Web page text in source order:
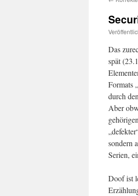
Das
spät
Formats „
durch
Aber
sondern
Serien,
Doof ist